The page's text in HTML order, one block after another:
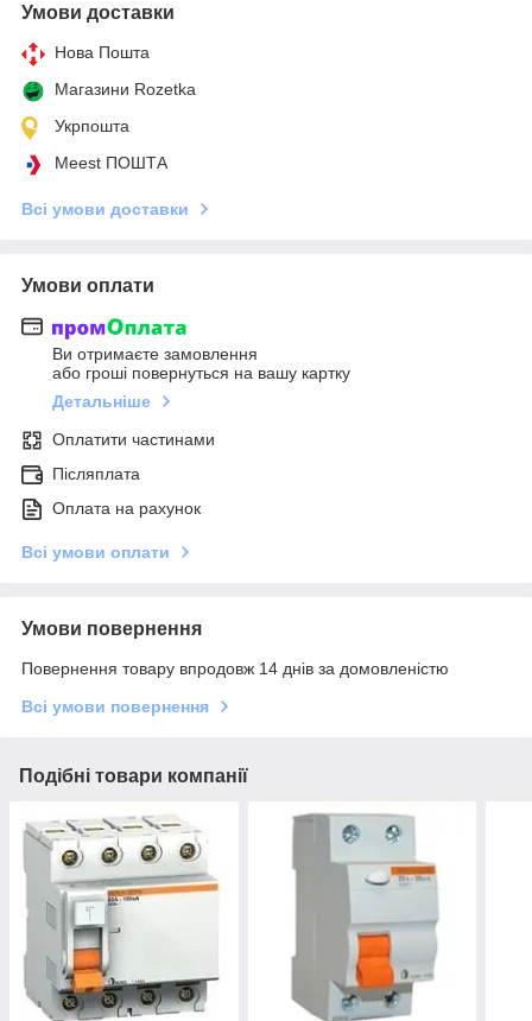
Умови доставки
Нова Пошта
Магазини Rozetka
Укрпошта
Meest ПОШТА
Всі умови доставки
Умови оплати
Ви отримаєте замовлення
або гроші повернуться на вашу картку
Детальніше
Оплатити частинами
Післяплата
Оплата на рахунок
Всі умови оплати
Умови повернення
Повернення товару впродовж 14 днів за домовленістю
Всі умови повернення
Подібні товари компанії